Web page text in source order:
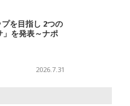
を目指し 2つの
」を発表～ナポ
2026.7.31